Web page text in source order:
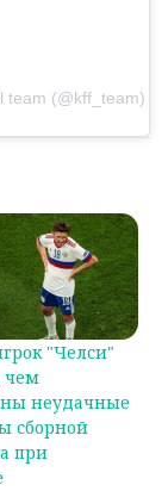
team (@kff_team)
"Челси"
чем
неудачные
сборной
при